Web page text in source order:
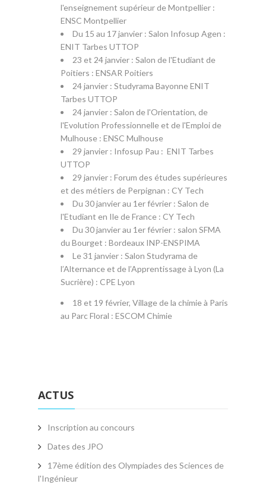
l'enseignement supérieur de Montpellier :
ENSC Montpellier
Du 15 au 17 janvier : Salon Infosup Agen :
ENIT Tarbes UTTOP
23 et 24 janvier : Salon de l'Etudiant de
Poitiers : ENSAR Poitiers
24 janvier : Studyrama Bayonne ENIT
Tarbes UTTOP
24 janvier : Salon de l'Orientation, de
l'Evolution Professionnelle et de l'Emploi de
Mulhouse : ENSC Mulhouse
29 janvier : Infosup Pau : ENIT Tarbes
UTTOP
29 janvier : Forum des études supérieures
et des métiers de Perpignan : CY Tech
Du 30 janvier au 1er février : Salon de
l'Etudiant en Ile de France : CY Tech
Du 30 janvier au 1er février : salon SFMA
du Bourget : Bordeaux INP-ENSPIMA
Le 31 janvier : Salon Studyrama de
l’Alternance et de l’Apprentissage à Lyon (La
Sucrière) : CPE Lyon
18 et 19 février, Village de la chimie à Paris
au Parc Floral : ESCOM Chimie
ACTUS
Inscription au concours
Dates des JPO
17ème édition des Olympiades des Sciences de
l'Ingénieur